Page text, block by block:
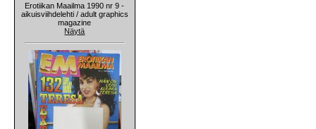
Erotiikan Maailma 1990 nr 9 -
aikuisviihdelehti / adult graphics
magazine
Näytä